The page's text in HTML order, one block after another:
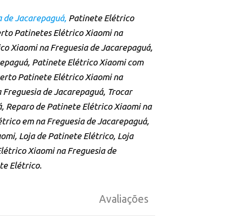
Jacarepaguá, Patinete Elétrico
Patinetes Elétrico Xiaomi na
Xiaomi na Freguesia de Jacarepaguá,
Patinete Elétrico Xiaomi com
Patinete Elétrico Xiaomi na
de Jacarepaguá, Trocar
Reparo de Patinete Elétrico Xiaomi na
em na Freguesia de Jacarepaguá,
Loja de Patinete Elétrico, Loja
Xiaomi na Freguesia de
Elétrico.
Avaliações